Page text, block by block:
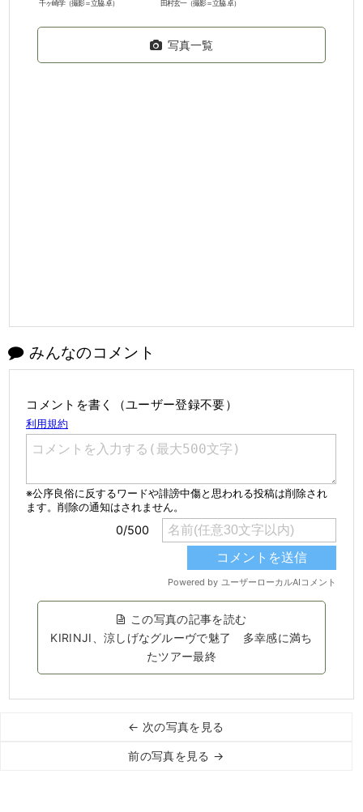
千ヶ崎学（撮影＝立脇 卓） 田村玄一（撮影＝立脇 卓）
写真一覧
みんなのコメント
コメントを書く（ユーザー登録不要）
この写真の記事を読む
KIRINJI、涼しげなグルーヴで魅了 多幸感に満ち
たツアー最終
← 次の写真を見る
前の写真を見る →